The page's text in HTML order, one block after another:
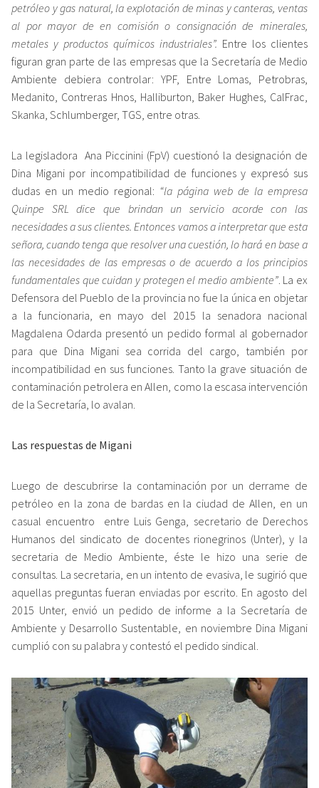
petróleo y gas natural, la explotación de minas y canteras, ventas
al por mayor de en comisión o consignación de minerales,
metales y productos químicos industriales”. Entre los clientes
figuran gran parte de las empresas que la Secretaría de Medio
Ambiente debiera controlar: YPF, Entre Lomas, Petrobras,
Medanito, Contreras Hnos, Halliburton, Baker Hughes, CalFrac,
Skanka, Schlumberger, TGS, entre otras.
La legisladora Ana Piccinini (FpV) cuestionó la designación de
Dina Migani por incompatibilidad de funciones y expresó sus
dudas en un medio regional: “la página web de la empresa
Quinpe SRL dice que brindan un servicio acorde con las
necesidades a sus clientes. Entonces vamos a interpretar que esta
señora, cuando tenga que resolver una cuestión, lo hará en base a
las necesidades de las empresas o de acuerdo a los principios
fundamentales que cuidan y protegen el medio ambiente”. La ex
Defensora del Pueblo de la provincia no fue la única en objetar
a la funcionaria, en mayo del 2015 la senadora nacional
Magdalena Odarda presentó un pedido formal al gobernador
para que Dina Migani sea corrida del cargo, también por
incompatibilidad en sus funciones. Tanto la grave situación de
contaminación petrolera en Allen, como la escasa intervención
de la Secretaría, lo avalan.
Las respuestas de Migani
Luego de descubrirse la contaminación por un derrame de
petróleo en la zona de bardas en la ciudad de Allen, en un
casual encuentro entre Luis Genga, secretario de Derechos
Humanos del sindicato de docentes rionegrinos (Unter), y la
secretaria de Medio Ambiente, éste le hizo una serie de
consultas. La secretaria, en un intento de evasiva, le sugirió que
aquellas preguntas fueran enviadas por escrito. En agosto del
2015 Unter, envió un pedido de informe a la Secretaría de
Ambiente y Desarrollo Sustentable, en noviembre Dina Migani
cumplió con su palabra y contestó el pedido sindical.